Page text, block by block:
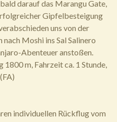
darauf das Marangu Gate,
Gipfelbesteigung
uns von der
Moshi ins Sal Salinero
Abenteuer anstoßen.
1800 m, Fahrzeit ca. 1 Stunde,
individuellen Rückflug vom